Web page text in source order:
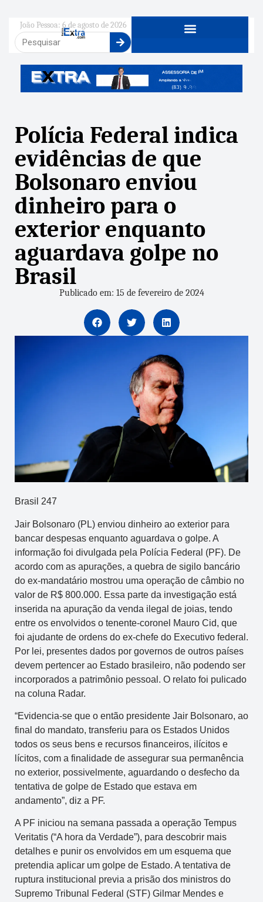
João Pessoa: 6 de agosto de 2026
Polícia Federal indica
evidências de que
Bolsonaro enviou
dinheiro para o
exterior enquanto
aguardava golpe no
Brasil
Publicado em: 15 de fevereiro de 2024
Brasil 247
Jair Bolsonaro (PL) enviou dinheiro ao exterior para
bancar despesas enquanto aguardava o golpe. A
informação foi divulgada pela Polícia Federal (PF). De
acordo com as apurações, a quebra de sigilo bancário
do ex-mandatário mostrou uma operação de câmbio no
valor de R$ 800.000. Essa parte da investigação está
inserida na apuração da venda ilegal de joias, tendo
entre os envolvidos o tenente-coronel Mauro Cid, que
foi ajudante de ordens do ex-chefe do Executivo federal.
Por lei, presentes dados por governos de outros países
devem pertencer ao Estado brasileiro, não podendo ser
incorporados a patrimônio pessoal. O relato foi pulicado
na coluna Radar.
“Evidencia-se que o então presidente Jair Bolsonaro, ao
final do mandato, transferiu para os Estados Unidos
todos os seus bens e recursos financeiros, ilícitos e
lícitos, com a finalidade de assegurar sua permanência
no exterior, possivelmente, aguardando o desfecho da
tentativa de golpe de Estado que estava em
andamento”, diz a PF.
A PF iniciou na semana passada a operação Tempus
Veritatis (“A hora da Verdade”), para descobrir mais
detalhes e punir os envolvidos em um esquema que
pretendia aplicar um golpe de Estado. A tentativa de
ruptura institucional previa a prisão dos ministros do
Supremo Tribunal Federal (STF) Gilmar Mendes e